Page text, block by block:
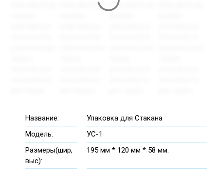
Название:
Упаковка для Стакана
Модель:
УС-1
Размеры(шир,
выс):
195 мм * 120 мм * 58 мм.